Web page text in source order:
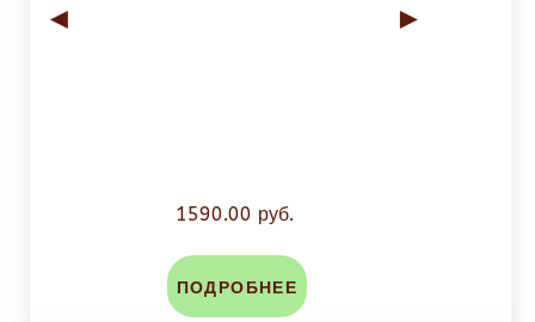
◄ ►
1590.00 руб.
ПОДРОБНЕЕ